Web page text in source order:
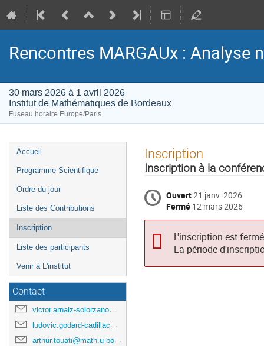
Rencontres MARGAUx : Analyse
30 mars 2026 à 1 avril 2026
Institut de Mathématiques de Bordeaux
Fuseau horaire Europe/Paris
Menu
de
Accueil
Programme Scientifique
Ordre du jour
Liste des Contributions
Inscription
Liste des participants
Venir à L'institut
Contact
victor.arnaiz-solorzano@u-bordeaux.fr
ludovic.godard-cadillac@math.u-bordeaux.fr
arthur.touati@math.u-bordeaux.fr
Inscription
Inscription à la
Ouvert21 janv. 2026
Fermé 12 mars 2026
L'inscription est
La période